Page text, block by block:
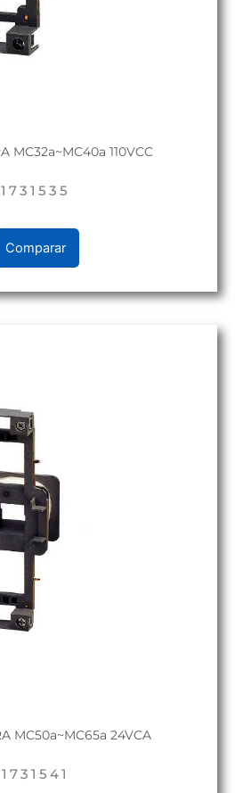
MC32a~MC40a 110VCC
1731535
Comparar
MC50a~MC65a 24VCA
1731541